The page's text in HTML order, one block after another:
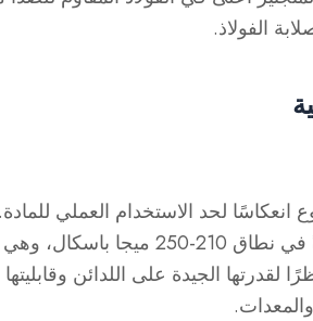
الفولاذ.
انعكاسًا لحد الاستخدام العملي
للصدأ 300 عادةً في نطاق
لقدرتها الجيدة على اللدائن